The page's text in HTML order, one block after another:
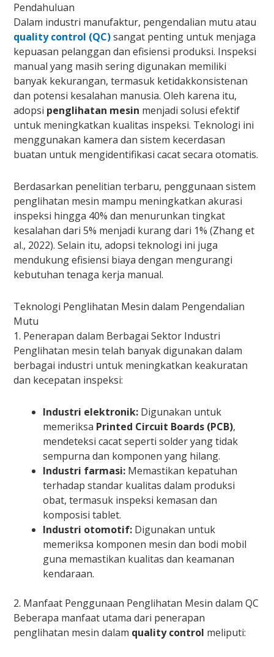
Pendahuluan
Dalam industri manufaktur, pengendalian mutu atau
quality control (QC)sangat penting untuk menjaga
kepuasan pelanggan dan efisiensi produksi. Inspeksi
manual yang masih sering digunakan memiliki
banyak kekurangan, termasuk ketidakkonsistenan
dan potensi kesalahan manusia. Oleh karena itu,
adopsi penglihatan mesin menjadi solusi efektif
untuk meningkatkan kualitas inspeksi. Teknologi ini
menggunakan kamera dan sistem kecerdasan
buatan untuk mengidentifikasi cacat secara otomatis.
Berdasarkan penelitian terbaru, penggunaan sistem
penglihatan mesin mampu meningkatkan akurasi
inspeksi hingga 40% dan menurunkan tingkat
kesalahan dari 5% menjadi kurang dari 1% (Zhang et
al., 2022). Selain itu, adopsi teknologi ini juga
mendukung efisiensi biaya dengan mengurangi
kebutuhan tenaga kerja manual.
Teknologi Penglihatan Mesin dalam Pengendalian
Mutu
1. Penerapan dalam Berbagai Sektor Industri
Penglihatan mesin telah banyak digunakan dalam
berbagai industri untuk meningkatkan keakuratan
dan kecepatan inspeksi:
Industri elektronik: Digunakan untuk
memeriksa Printed Circuit Boards (PCB),
mendeteksi cacat seperti solder yang tidak
sempurna dan komponen yang hilang.
Industri farmasi: Memastikan kepatuhan
terhadap standar kualitas dalam produksi
obat, termasuk inspeksi kemasan dan
komposisi tablet.
Industri otomotif: Digunakan untuk
memeriksa komponen mesin dan bodi mobil
guna memastikan kualitas dan keamanan
kendaraan.
2. Manfaat Penggunaan Penglihatan Mesin dalam QC
Beberapa manfaat utama dari penerapan
penglihatan mesin dalam quality control meliputi: